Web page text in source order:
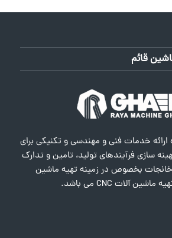
قائم
ارائه خدمات فنی و مهندسی و تکنیکی برای
سازی فرآیندهای تولید، تامین و تدارک
بخصوص در زمینه تهیه ماشین